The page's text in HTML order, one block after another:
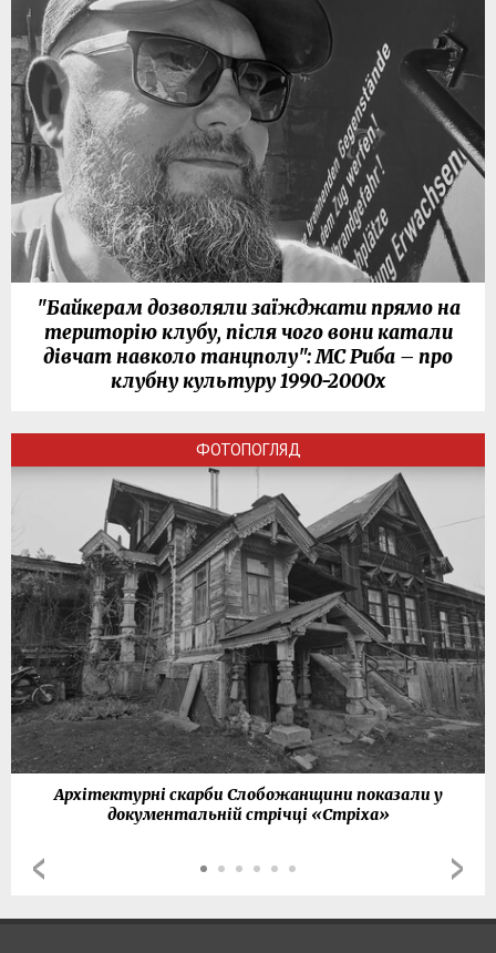
"Байкерам дозволяли заїжджати прямо на
територію клубу, після чого вони катали
дівчат навколо танцполу": МС Риба – про
клубну культуру 1990-2000х
ФОТОПОГЛЯД
Архітектурні скарби Слобожанщини показали у
документальній стрічці «Стріха»